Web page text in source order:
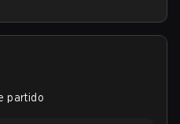
partido